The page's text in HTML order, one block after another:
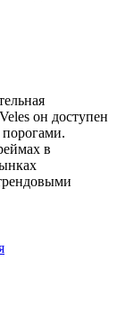
он доступен
в